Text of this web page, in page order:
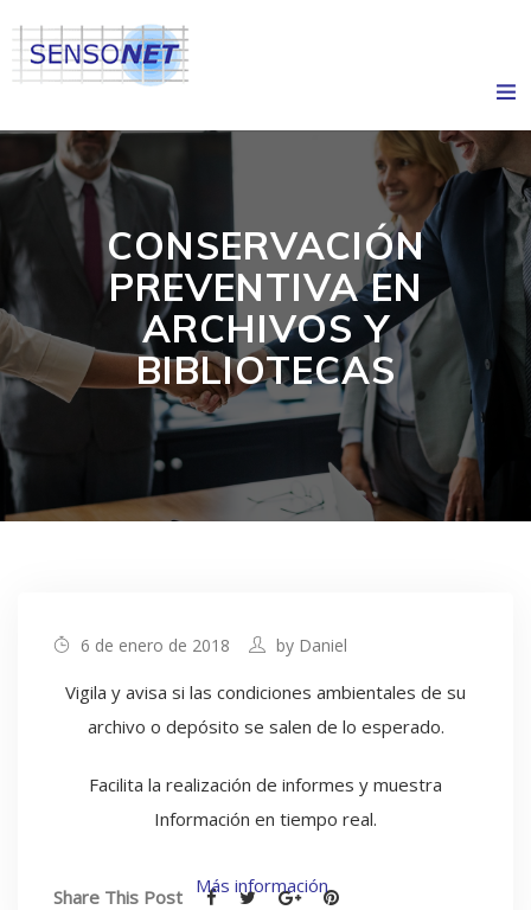
CONSERVACIÓN
PREVENTIVA EN
ARCHIVOS Y
BIBLIOTECAS
6 de enero de 2018 by Daniel
Vigila y avisa si las condiciones ambientales de su
archivo o depósito se salen de lo esperado.
Facilita la realización de informes y muestra
Información en tiempo real.
Más información
Share This Post